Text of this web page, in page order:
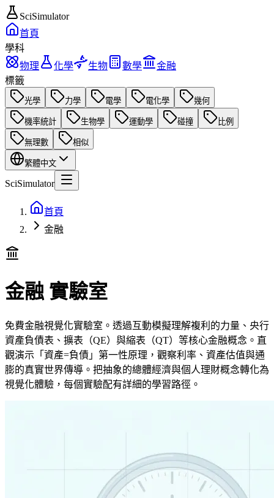
SciSimulator
首頁
學科
物理
化學 生物 數學
金融
標籤
光學 力學 電學 電化學 幾何
機率統計 生物學 運動學 碰撞 比例
無理數 相似
繁體中文
SciSimulator
首頁
金融
金融 實驗室
免費金融視覺化實驗室。透過互動模擬理解複利的力量、央行
資產負債表、擴表（QE）與縮表（QT）等核心金融概念。直
觀演示「資產=負債」第一性原理，觀察利率、資產估值與通
膨的真實世界傳導。把抽象的總體經濟與個人理財概念轉化為
視覺化體驗，每個實驗配有詳細的學習路徑。